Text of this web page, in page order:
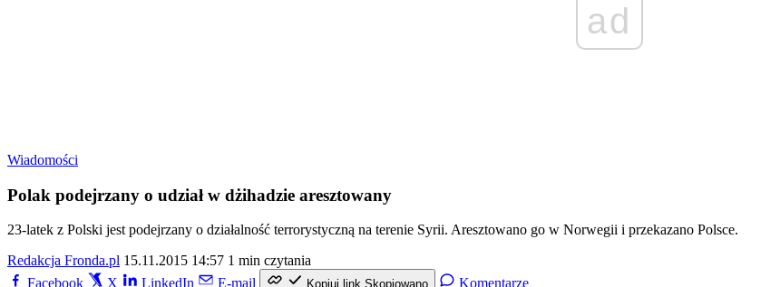
ad
Wiadomości
Polak podejrzany o udział w dżihadzie aresztowany
23-latek z Polski jest podejrzany o działalność terrorystyczną na terenie Syrii. Aresztowano go w Norwegii i przekazano Polsce.
Redakcja Fronda.pl 15.11.2015 14:57 1 min czytania
Facebook
X LinkedIn E-mail Kopiuj link Skopiowano Komentarze